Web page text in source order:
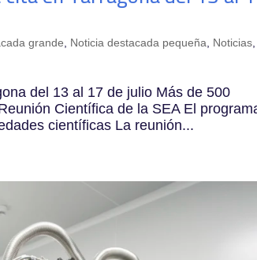
grande Noticia destacada pequeña Noticias
del 13 al 17 de julio Más de 500
Científica de la SEA El
científicas La reunión...